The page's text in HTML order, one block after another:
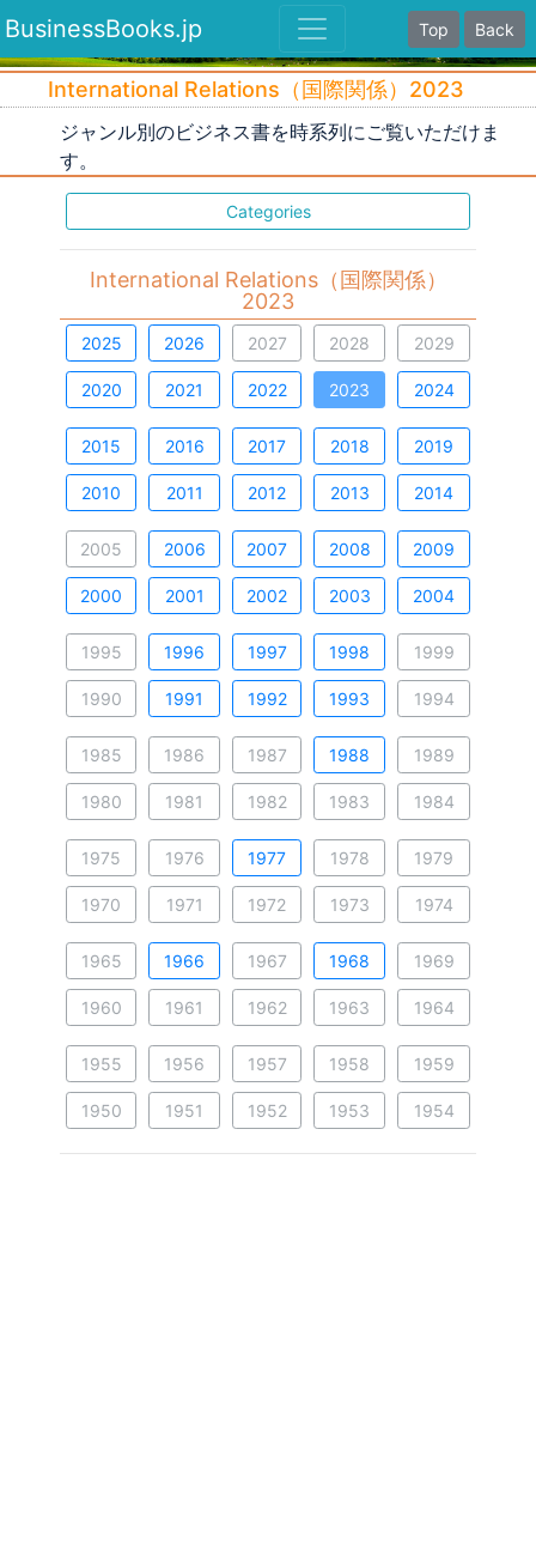
BusinessBooks.jp Top Back
International Relations（国際関係）2023
ジャンル別のビジネス書を時系列にご覧いただけま
す。
Categories
International Relations（国際関係）
2023
2025 2026 2027 2028 2029
2020 2021 2022 2023 2024
2015 2016 2017 2018 2019
2010 2011 2012 2013 2014
2005 2006 2007 2008 2009
2000 2001 2002 2003 2004
1995 1996 1997 1998 1999
1990 1991 1992 1993 1994
1985 1986 1987 1988 1989
1980 1981 1982 1983 1984
1975 1976 1977 1978 1979
1970 1971 1972 1973 1974
1965 1966 1967 1968 1969
1960 1961 1962 1963 1964
1955 1956 1957 1958 1959
1950 1951 1952 1953 1954